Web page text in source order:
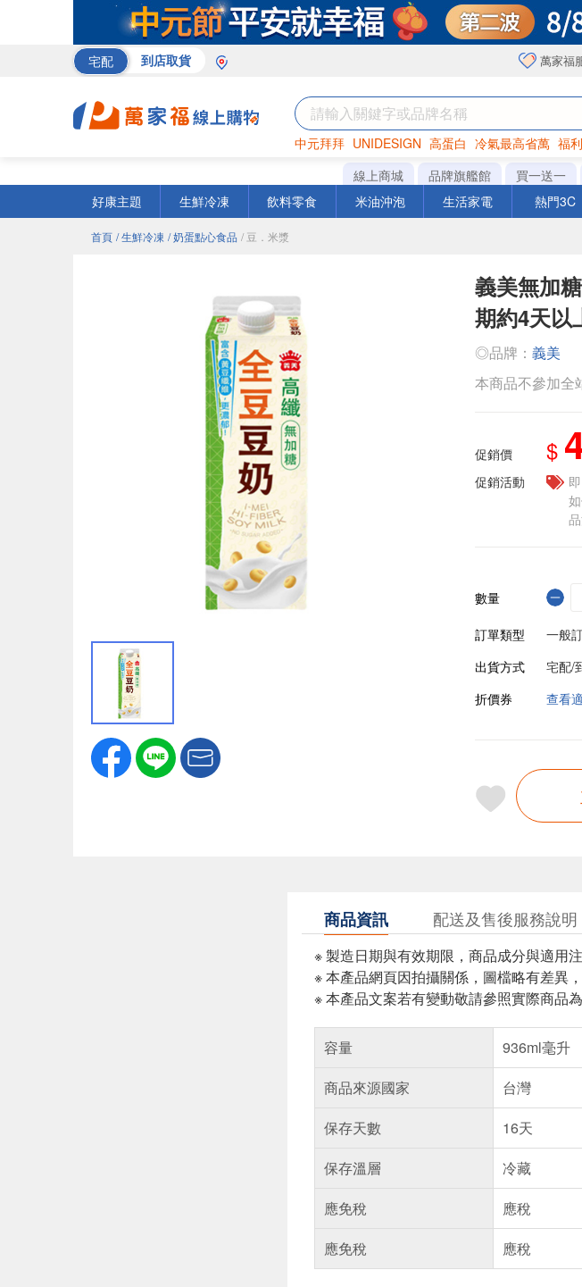
宅配 到店取貨 萬家福
中元拜拜 UNIDESIGN 高蛋白 冷氣最高省萬 福
罐頭 咖啡 海苔
線上商城 品牌旗艦館 買一送一
好康主題
生鮮冷凍 飲料零食 米油沖泡 生活家電 熱門3C
首頁 / 生鮮冷凍 / 奶蛋點心食品 / 豆．米漿
義美無加
期約4天以
◎品牌： 義美
本商品不參加全
促銷價 $
促銷活動
數量
訂單類型
一般
出貨方式
宅配/
折價券
查看
商品資訊 配送及售後服務說明
※ 製造日期與有效期限，商品成分與適用
※ 本產品網頁因拍攝關係，圖檔略有差異
※ 本產品文案若有變動敬請參照實際商品
容量
936ml毫升
商品來源國家
台灣
保存天數
16天
保存溫層
冷藏
應免稅
應稅
應免稅
應稅